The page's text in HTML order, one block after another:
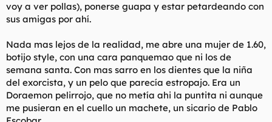
voy a ver pollas), ponerse guapa y estar petardeando con
sus amigas por ahí.
Nada mas lejos de la realidad, me abre una mujer de 1.60,
botijo style, con una cara panquemao que ni los de
semana santa. Con mas sarro en los dientes que la niña
del exorcista, y un pelo que parecía estropajo. Era un
Doraemon pelirrojo, que no metía ahi la puntita ni aunque
me pusieran en el cuello un machete, un sicario de Pablo